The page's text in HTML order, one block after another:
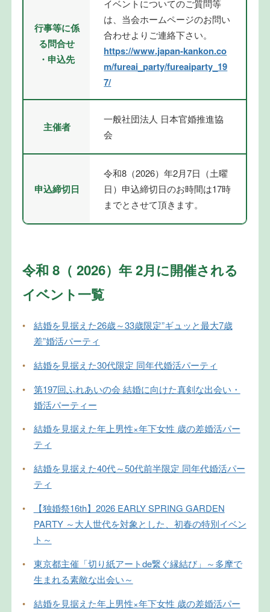
行事等に係
る問合せ
・申込先
イベントについてのご質問等
は、当会ホームページのお問い
合わせよりご連絡下さい。
https://www.japan-kankon.co
m/fureai_party/fureaiparty_19
7/
主催者
一般社団法人 日本官婚推進協
会
申込締切日
令和8（2026）年2月7日（土曜
日）申込締切日のお時間は17時
までとさせて頂きます。
令和 8（ 2026）年 2月に開催される
イベント一覧
•
結婚を見据えた26歳～33歳限定”ギュッと最大7歳
差”婚活パーティ
•
結婚を見据えた30代限定 同年代婚活パーティ
•
第197回ふれあいの会 結婚に向けた真剣な出会い・
婚活パーティー
•
結婚を見据えた年上男性×年下女性 歳の差婚活パー
ティ
•
結婚を見据えた40代～50代前半限定 同年代婚活パー
ティ
•
【独婚祭16th】2026 EARLY SPRING GARDEN
PARTY ～大人世代を対象とした、初春の特別イベン
ト～
•
東京都主催「切り紙アートde繋ぐ縁結び」～多摩で
生まれる素敵な出会い～
•
結婚を見据えた年上男性×年下女性 歳の差婚活パー